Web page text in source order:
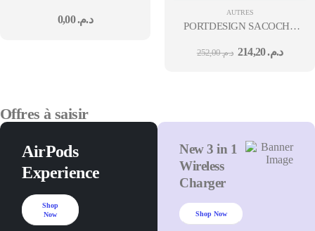
(CF219A)HP LJ
د.م.0,00
AUTRES
PORTDESIGN SACOCHE
د.م.252,00 د.م.214,20
Offres à saisir
AirPods
Experience
Shop
Now
New 3 in 1
Wireless
Charger
Shop Now